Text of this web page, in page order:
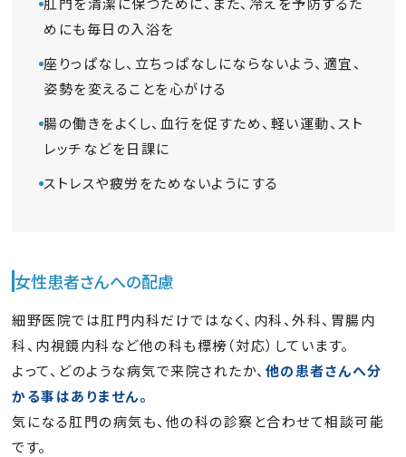
めにも毎日の入浴を
座りっぱなし、立ちっぱなしにならないよう、適宜、
姿勢を変えることを心がける
腸の働きをよくし、血行を促すため、軽い運動、スト
レッチなどを日課に
ストレスや疲労をためないようにする
女性患者さんへの配慮
細野医院では肛門内科だけではなく、内科、外科、胃腸内
科、内視鏡内科など他の科も標榜（対応）しています。
よって、どのような病気で来院されたか、 他の患者さんへ分
かる事はありません。
気になる肛門の病気も、他の科の診察と合わせて相談可能
です。